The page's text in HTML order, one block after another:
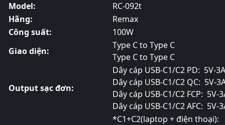
Model:
RC-092t
Hãng:
Remax
Công suất:
100W
Giao diện:
Type C to Type C
Type C to Type C
Output sạc đơn:
Dây cáp USB-C1/C2 PD: 5V-
Dây cáp USB-C1/C2 QC: 5V-
Dây cáp USB-C1/C2 FCP: 5V-
Dây cáp USB-C1/C2 AFC: 5V-
*C1+C2(laptop + điện thoại):